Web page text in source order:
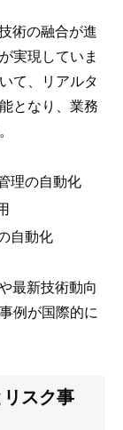
術の融合が進
実現していま
て、リアルタ
となり、業務
理の自動化
自動化
最新技術動向
例が国際的に
スク事